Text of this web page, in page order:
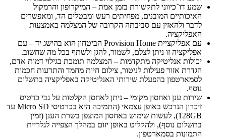
שמע דו־כיווני לתקשורת בזמן אמת – המיקרופון והרמקול
האיכותיים המובנים, מפחיתים רעש ומבטלים הד, ומאפשרים
לדבר ולהאזין עם סביבתה הקרובה של המצלמה באמצעות
האפליקציה.
עם אפליקציית Provision Home הביטחון הוא בהישג יד – עם
אפליקציה זו ניתן לצלם, לשמור, להגן ולשתף בכל מה שחשוב.
יכולות אנליטיקה מתקדמות – המצלמה תומכת בגילוי דמות אדם,
הגדרת אזור פעילות לניטור, צילום חיות מחמד והתרעות חכמות
לסמארטפון בהפעלת שירותי האנליטיקה באפליקציה בתשלום
נוסף.
שירות ענן ואחסון מקומי – ניתן לאחסן הקלטות על גבי כרטיס
זיכרון הנרכש באופן עצמאי (התמיכה היא בכרטיסי Micro SD עד
128GB), לעשות שימוש באחסון המוצפן בשרת הענן (זמין
בתשלום נוסף), ולהקליט באופן יזום במהלך הצפייה לגלריית
התמונות בסמארטפון.